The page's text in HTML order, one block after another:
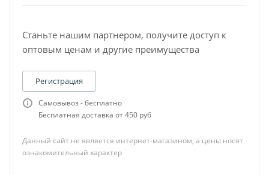
Станьте нашим партнером, получите доступ к
оптовым ценам и другие преимущества
Регистрация
Самовывоз - бесплатно
Бесплатная доставка от 450 руб
Данный сайт не является интернет-магазином, а цены носят
ознакомительный характер